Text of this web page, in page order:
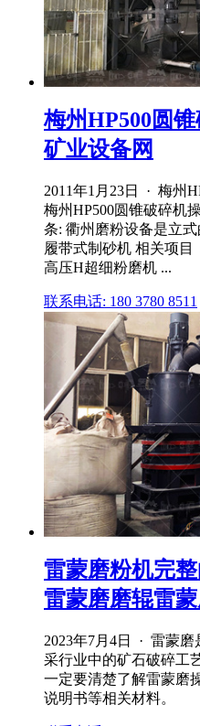
梅州HP500圆
矿业设备网
2011年1月23日 · 梅州
梅州HP500圆锥破碎机
条: 衢州磨粉设备是立
履带式制砂机 相关项目
高压H超细粉磨机 ...
联系电话: 180 3780 8511
雷蒙磨粉机完
雷蒙磨磨辊雷
2023年7月4日 · 雷蒙
采行业中的矿石破碎工
一定要清楚了解雷蒙磨
说明书等相关材料。